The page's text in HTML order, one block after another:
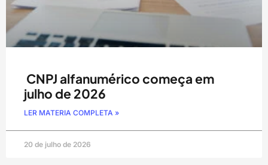
CNPJ alfanumérico começa em
julho de 2026
LER MATERIA COMPLETA »
20 de julho de 2026